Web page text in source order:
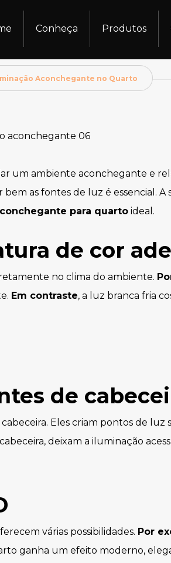
Conheça Produtos
Aconchegante no Quarto
um ambiente aconchegante e
as fontes de luz é essencial.
para quarto ideal.
de cor
no clima do ambiente.
Em contraste, a luz branca fria
de
Eles criam pontos de
deixam a iluminação
várias possibilidades. Por
ganha um efeito moderno,